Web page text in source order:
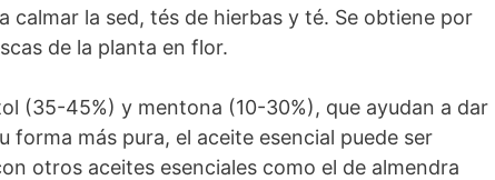
calmar la sed, tés de hierbas y té. Se obtiene por
de la planta en flor.
(35-45%) y mentona (10-30%), que ayudan a dar
forma más pura, el aceite esencial puede ser
otros aceites esenciales como el de almendra